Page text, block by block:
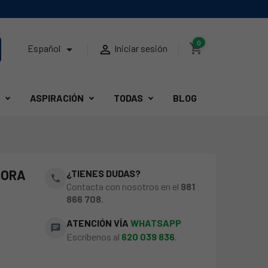
Español   Iniciar sesión shopping_cart
0
ASPIRACIÓN TODAS BLOG
phone
¿TIENES DUDAS?
Contacta con nosotros en el 981
866 708.
chat ATENCIÓN VÍAWHATSAPP
Escríbenos al 620 039 836